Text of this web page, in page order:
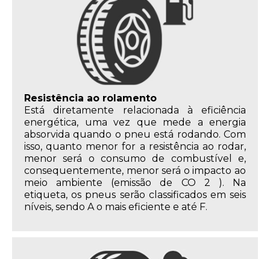
Resistência ao rolamento
Está diretamente relacionada à eficiência
energética, uma vez que mede a energia
absorvida quando o pneu está rodando. Com
isso, quanto menor for a resistência ao rodar,
menor será o consumo de combustível e,
consequentemente, menor será o impacto ao
meio ambiente (emissão de CO 2 ). Na
etiqueta, os pneus serão classificados em seis
níveis, sendo A o mais eficiente e até F.